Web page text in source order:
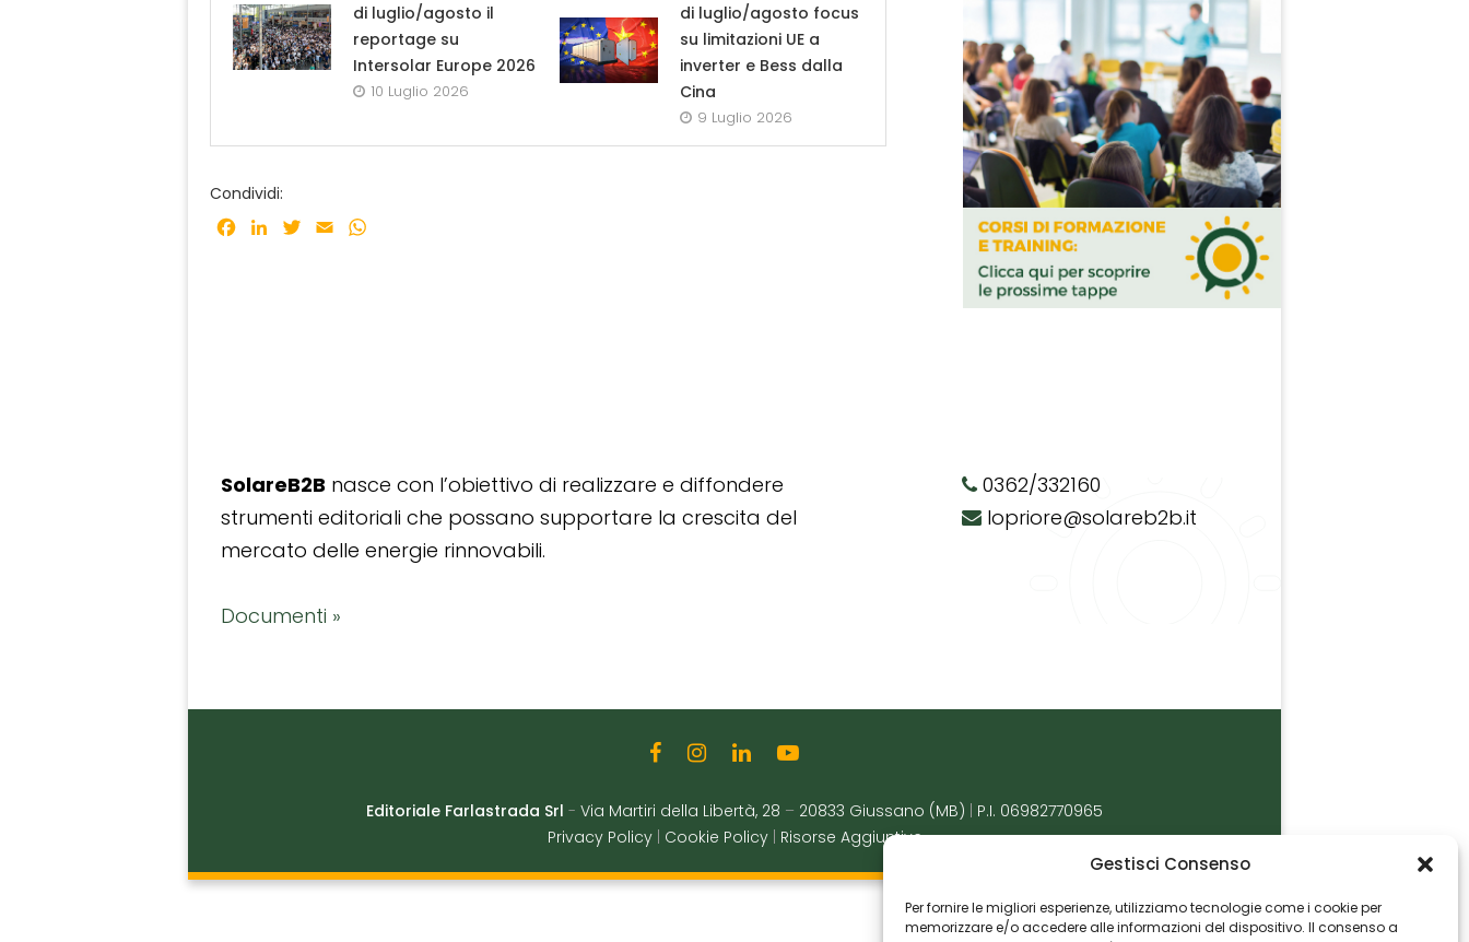
Gestisci Consenso
Per fornire le migliori esperienze, utilizziamo tecnologie come i cookie per
memorizzare e/o accedere alle informazioni del dispositivo. Il consenso a
di luglio/agosto il
reportage su
Intersolar Europe 2026
10 Luglio 2026
di luglio/agosto focus
su limitazioni UE a
inverter e Bess dalla
Cina
9 Luglio 2026
Condividi:
Facebook
LinkedInTwitter
Email
SolareB2B nasce con l’obiettivo di realizzare e diffondere
strumenti editoriali che possano supportare la crescita del
mercato delle energie rinnovabili.
Documenti »
0362/332160
lopriore@solareb2b.it
Editoriale Farlastrada Srl - Via Martiri della Libertà, 28 – 20833 Giussano (MB)
P.I. 06982770965
Privacy Policy
Cookie Policy Risorse Aggiuntive